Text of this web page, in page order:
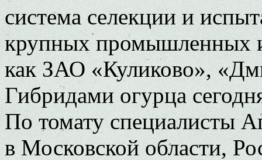
система селекции и
крупных промышленных
как ЗАО «Куликово»,
Гибридами огурца
По томату специалисты
в Московской области,